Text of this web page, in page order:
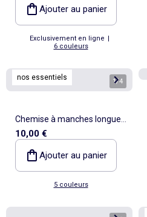
Ajouter au panier
Exclusivement en ligne |
6 couleurs
nos essentiels 1/4
Chemise à manches longues
en lin et coton
10,00 €
Ajouter au panier
5 couleurs